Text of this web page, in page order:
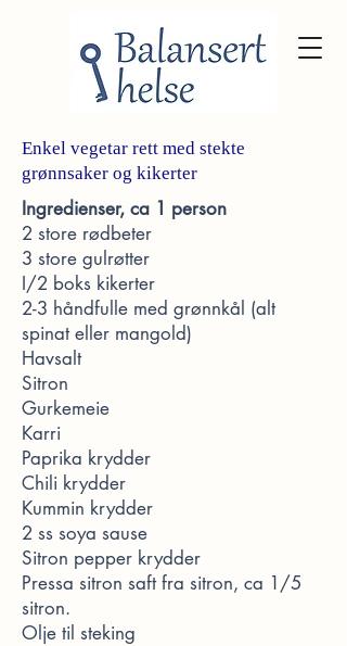
Enkel vegetar rett med stekte
grønnsaker og kikerter
Ingredienser, ca 1 person
2 store rødbeter
3 store gulrøtter
I/2 boks kikerter
2-3 håndfulle med grønnkål (alt
spinat eller mangold)
Havsalt
Sitron
Gurkemeie
Karri
Paprika krydder
Chili krydder
Kummin krydder
2 ss soya sause
Sitron pepper krydder
Pressa sitron saft fra sitron, ca 1/5
sitron.
Olje til steking